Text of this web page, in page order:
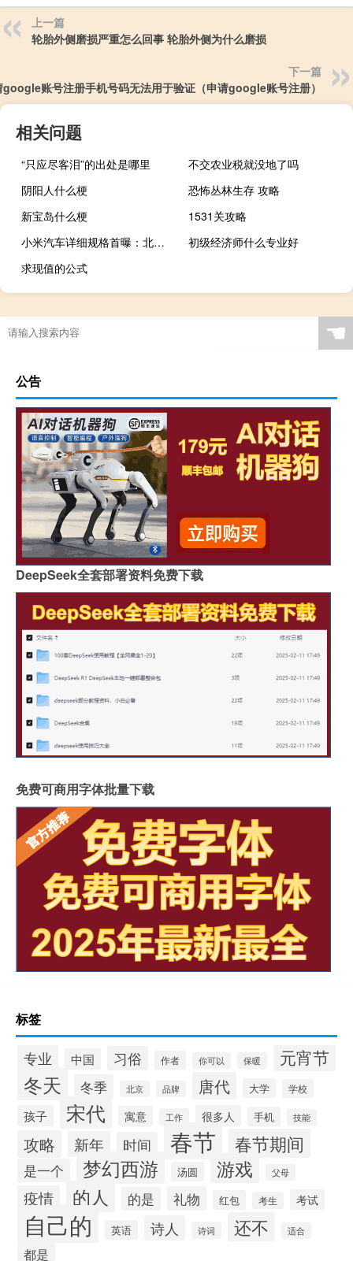
上一篇
轮胎外侧磨损严重怎么回事 轮胎外侧为什么磨损
下一篇
google账号注册手机号码无法用于验证（申请google账号注册）
相关问题
“只应尽客泪”的出处是哪里
不交农业税就没地了吗
阴阳人什么梗
恐怖丛林生存 攻略
新宝岛什么梗
1531关攻略
小米汽车详细规格首曝：北汽越野代工 搭载比亚迪弗迪电池
初级经济师什么专业好
求现值的公式
☚
公告
DeepSeek全套部署资料免费下载
免费可商用字体批量下载
标签
专业 中国 习俗 作者 你可以 保暖 元宵节
冬天 冬季 北京 品牌 唐代 大学 学校
孩子 宋代 寓意 工作 很多人 手机 技能
攻略 新年 时间 春节 春节期间
是一个 梦幻西游 汤圆 游戏 父母
疫情 的人 的是 礼物 红包 考生 考试
自己的 英语 诗人 诗词 还不 适合
都是